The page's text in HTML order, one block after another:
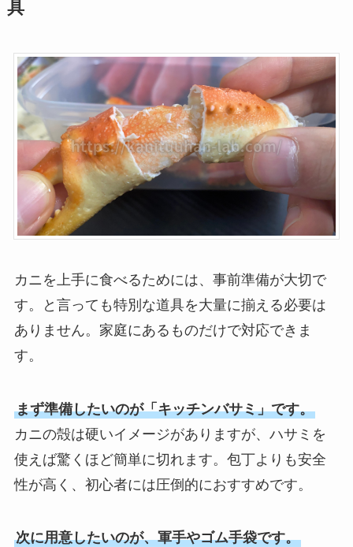
具
カニを上手に食べるためには、事前準備が大切で
す。と言っても特別な道具を大量に揃える必要は
ありません。家庭にあるものだけで対応できま
す。
まず準備したいのが「キッチンバサミ」です。
カニの殻は硬いイメージがありますが、ハサミを
使えば驚くほど簡単に切れます。包丁よりも安全
性が高く、初心者には圧倒的におすすめです。
次に用意したいのが、軍手やゴム手袋です。